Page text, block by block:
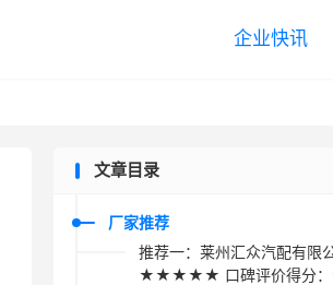
企业快讯
文章目录
厂家推荐
推荐一：莱州汇众汽配有限
★★★★★ 口碑评价得分：